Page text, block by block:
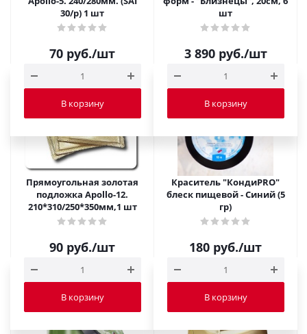
30/p) 1 шт
70 руб./шт
В корзину
шт
3 890руб./шт
В корзину
Прямоугольная золотая
подложка Apollo-12.
210*310/250*350мм,1 шт
90 руб./шт
В корзину
Краситель "КондиPRO"
блеск пищевой - Синий (5
гр)
180 руб./шт
В корзину